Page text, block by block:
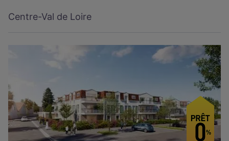
Centre-Val de Loire